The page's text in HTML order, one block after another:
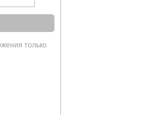
только